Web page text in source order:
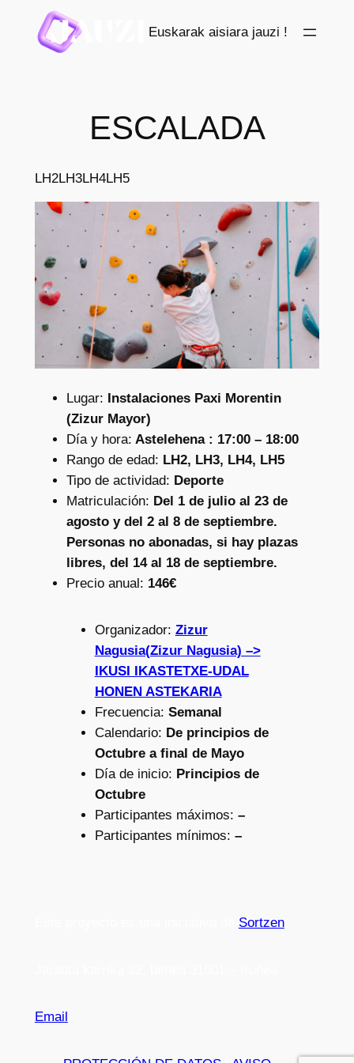
contenido
Euskarak aisiara jauzi !
ESCALADA
LH2LH3LH4LH5
Lugar: Instalaciones Paxi Morentin
(Zizur Mayor)
Día y hora: Astelehena : 17:00 – 18:00
Rango de edad: LH2, LH3, LH4, LH5
Tipo de actividad: Deporte
Matriculación: Del 1 de julio al 23 de
agosto y del 2 al 8 de septiembre.
Personas no abonadas, si hay plazas
libres, del 14 al 18 de septiembre.
Precio anual: 146€
Organizador: Zizur
Nagusia(Zizur Nagusia) –>
IKUSI IKASTETXE-UDAL
HONEN ASTEKARIA
Frecuencia: Semanal
Calendario: De principios de
Octubre a final de Mayo
Día de inicio: Principios de
Octubre
Participantes máximos: –
Participantes mínimos: –
Sortzen
Email